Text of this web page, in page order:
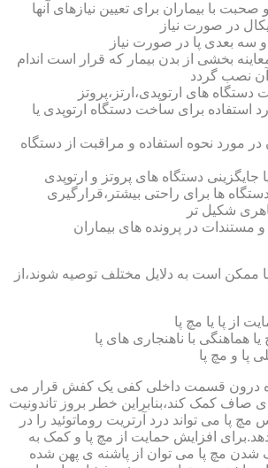
و صحبت با بیماران برای تعیین نیازهای آنها
در صورت نیاز
سه بعدی پا در صورت نیاز
معاینه بخشی از بدن بیمار که قرار است اندام
نصب گردد
های ارتوپدی،ارتز،پروتز
استفاده برای ساخت دستگاه ارتوپدی یا
در مورد نحوه استفاده و مراقبت از دستگاه
جایگزینی دستگاه های پروتز و ارتوپدی
ها برای راحتی بیشتر،قرارگیری
شکیل تر
مستندات در پرونده های بیماران
ممکن است به دلایل مختلف توصیه شوند،از
از پا یا مچ پا
هماهنگی با ناهنجاری های پا
پا و مچ پا
درون قسمت داخلی کفی یک کفش قرار می
صاف کمک کند،بنابراین خطر بروز تاندونیت
پا می تواند درد آرتریت روماتوئید را در
افزایش حمایت از مچ پا و کمک به
شدن مچ پا می توان از پاشنه ی پهن شده